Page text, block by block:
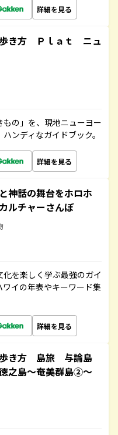
詳細を見る
き方 Ｐｌａｔ ニュ
もの」を、現地ニューヨー
ンディなガイドブック。
詳細を見る
神話の舞台をホロホ
ルチャーさんぽ
を楽しく学ぶ最強のガイ
イの年表やキーワード集
詳細を見る
き方 島旅 与論島
之島～奄美群島②～